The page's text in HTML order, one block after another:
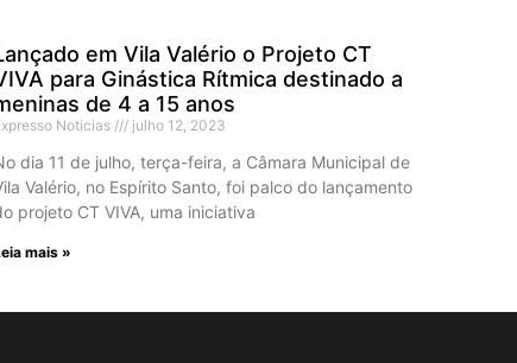
em Vila Valério o Projeto CT
para Ginástica Rítmica destinado a
de 4 a 15 anos
Noticias julho 12, 2023
dia 11 de julho, terça-feira, a Câmara Municipal de
Valério, no Espírito Santo, foi palco do lançamento
projeto CT VIVA, uma iniciativa
mais »